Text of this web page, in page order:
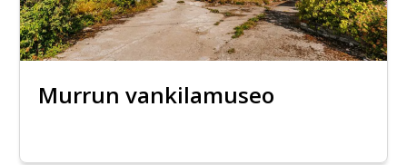
Murrun vankilamuseo